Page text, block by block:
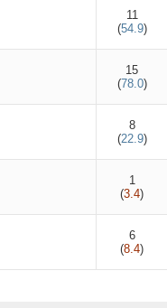
11
(54.9)
15
(78.0)
8
(22.9)
1
(3.4)
6
(8.4)